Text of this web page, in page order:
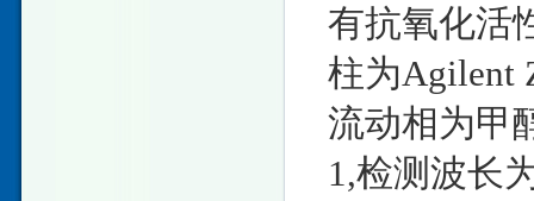
有抗氧化活
柱为Agilent
流动相为甲
1,检测波长